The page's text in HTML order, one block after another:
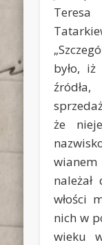
było,
że
wianem
należał
włości
nich w
wieku